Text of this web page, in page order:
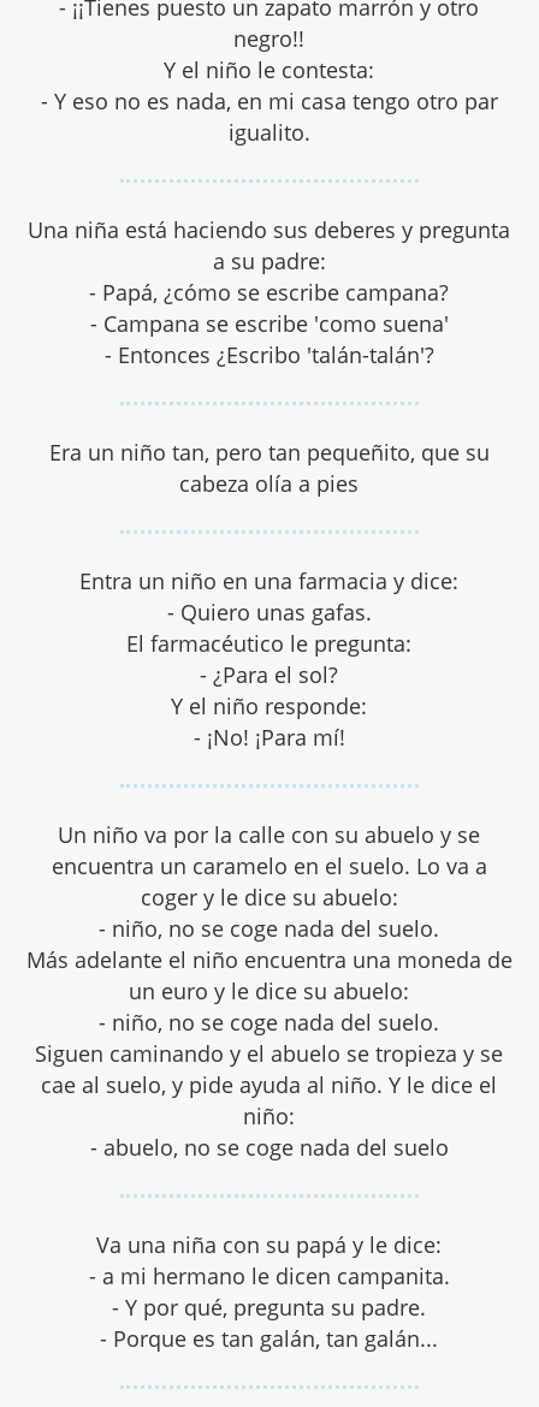
- ¡¡Tienes puesto un zapato marrón y otro
negro!!
Y el niño le contesta:
- Y eso no es nada, en mi casa tengo otro par
igualito.
Una niña está haciendo sus deberes y pregunta
a su padre:
- Papá, ¿cómo se escribe campana?
- Campana se escribe 'como suena'
- Entonces ¿Escribo 'talán-talán'?
Era un niño tan, pero tan pequeñito, que su
cabeza olía a pies
Entra un niño en una farmacia y dice:
- Quiero unas gafas.
El farmacéutico le pregunta:
- ¿Para el sol?
Y el niño responde:
- ¡No! ¡Para mí!
Un niño va por la calle con su abuelo y se
encuentra un caramelo en el suelo. Lo va a
coger y le dice su abuelo:
- niño, no se coge nada del suelo.
Más adelante el niño encuentra una moneda de
un euro y le dice su abuelo:
- niño, no se coge nada del suelo.
Siguen caminando y el abuelo se tropieza y se
cae al suelo, y pide ayuda al niño. Y le dice el
niño:
- abuelo, no se coge nada del suelo
Va una niña con su papá y le dice:
- a mi hermano le dicen campanita.
- Y por qué, pregunta su padre.
- Porque es tan galán, tan galán...